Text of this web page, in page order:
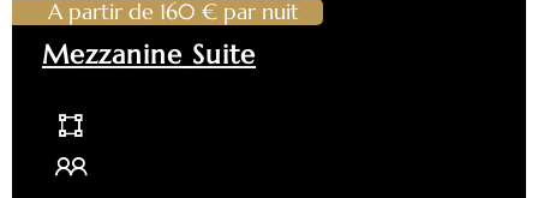
A partir de 160 € par nuit
Mezzanine Suite